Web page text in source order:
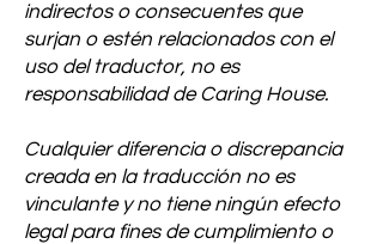
indirectos o consecuentes que
surjan o estén relacionados con el
uso del traductor, no es
responsabilidad de Caring House.
Cualquier diferencia o discrepancia
creada en la traducción no es
vinculante y no tiene ningún efecto
legal para fines de cumplimiento o